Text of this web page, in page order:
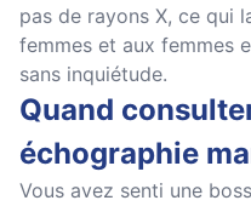
pas de rayons X, ce qui
femmes et aux femmes
sans inquiétude.
Quand
échographie
Vous avez senti une